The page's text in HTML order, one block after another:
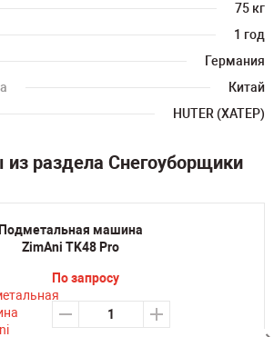
75 кг
1 год
Германия
Китай
HUTER (ХАТЕР)
из раздела Снегоуборщики
Подметальная машина
ZimAni TK48 Pro
По запросу